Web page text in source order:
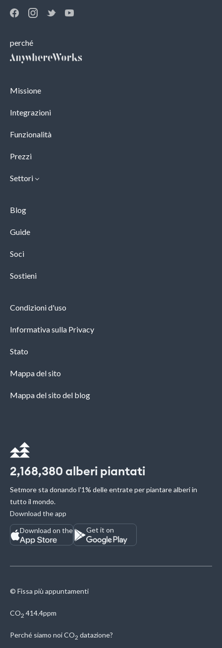
perché
Missione
Integrazioni
Funzionalità
Prezzi
Settori
Blog
Guide
Soci
Sostieni
Condizioni d'uso
Informativa sulla Privacy
Stato
Mappa del sito
Mappa del sito del blog
2,168,380 alberi piantati
Setmore sta donando l'1% delle entrate per piantare alberi in
tutto il mondo.
Download the app
Download on the
Get it on
© Fissa più appuntamenti
CO2 414.4ppm
Perché siamo noiCO2 datazione?